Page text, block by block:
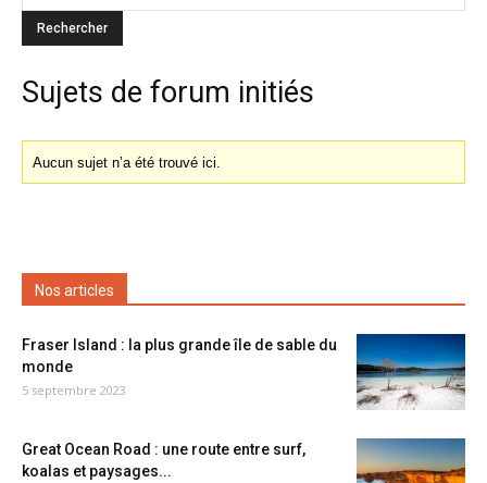
Sujets de forum initiés
Aucun sujet n’a été trouvé ici.
Nos articles
Fraser Island : la plus grande île de sable du
monde
5 septembre 2023
Great Ocean Road : une route entre surf,
koalas et paysages...